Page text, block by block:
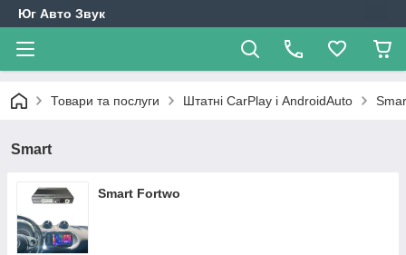
Юг Авто Звук
Товари та послуги Штатні CarPlay і AndroidAuto
Smart
Smart Fortwo